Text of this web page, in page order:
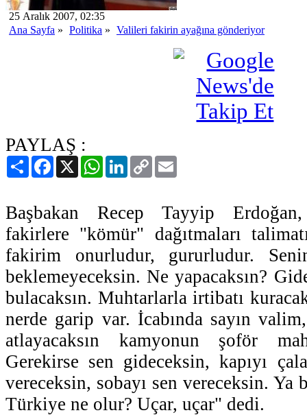
25 Aralık 2007, 02:35
Ana Sayfa » Politika » Valileri fakirin ayağına gönderiyor
PAYLAŞ :
PaylaşFacebook
X WhatsAppLinkedIn
Copy
Link
Başbakan Recep Tayyip
fakirlere "kömür" dağıtmaları
fakirim onurludur, gururludur.
beklemeyeceksin. Ne yapacaksın?
bulacaksın. Muhtarlarla irtibatı
nerde garip var. İcabında sayın
atlayacaksın kamyonun şoför
Gerekirse sen gideceksin, kapıyı
vereceksin, sobayı sen vereceksin. Ya
Türkiye ne olur? Uçar, uçar" dedi.